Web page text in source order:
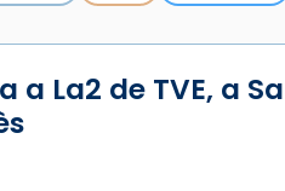
a La2 de TVE, a